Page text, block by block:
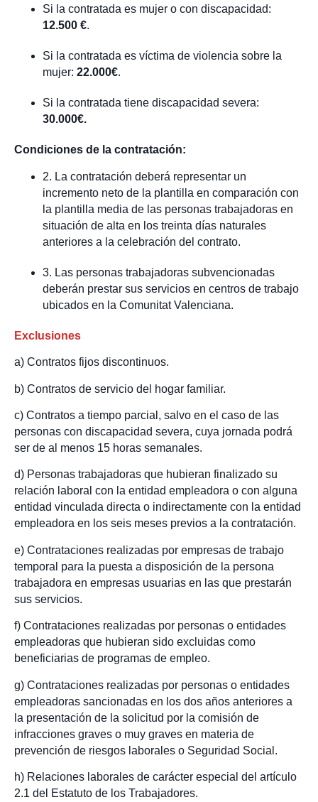
Si la contratada es mujer o con discapacidad:
12.500 €.
Si la contratada es víctima de violencia sobre la
mujer: 22.000€.
Si la contratada tiene discapacidad severa:
30.000€.
Condiciones de la contratación:
2. La contratación deberá representar un
incremento neto de la plantilla en comparación con
la plantilla media de las personas trabajadoras en
situación de alta en los treinta días naturales
anteriores a la celebración del contrato.
3. Las personas trabajadoras subvencionadas
deberán prestar sus servicios en centros de trabajo
ubicados en la Comunitat Valenciana.
Exclusiones
a) Contratos fijos discontinuos.
b) Contratos de servicio del hogar familiar.
c) Contratos a tiempo parcial, salvo en el caso de las
personas con discapacidad severa, cuya jornada podrá
ser de al menos 15 horas semanales.
d) Personas trabajadoras que hubieran finalizado su
relación laboral con la entidad empleadora o con alguna
entidad vinculada directa o indirectamente con la entidad
empleadora en los seis meses previos a la contratación.
e) Contrataciones realizadas por empresas de trabajo
temporal para la puesta a disposición de la persona
trabajadora en empresas usuarias en las que prestarán
sus servicios.
f) Contrataciones realizadas por personas o entidades
empleadoras que hubieran sido excluidas como
beneficiarias de programas de empleo.
g) Contrataciones realizadas por personas o entidades
empleadoras sancionadas en los dos años anteriores a
la presentación de la solicitud por la comisión de
infracciones graves o muy graves en materia de
prevención de riesgos laborales o Seguridad Social.
h) Relaciones laborales de carácter especial del artículo
2.1 del Estatuto de los Trabajadores.